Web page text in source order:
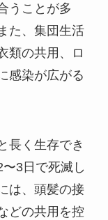
うことが多
た、集団生活
類の共用、ロ
感染が広がる
長く生存でき
3日で死滅し
は、頭髪の接
どの共用を控